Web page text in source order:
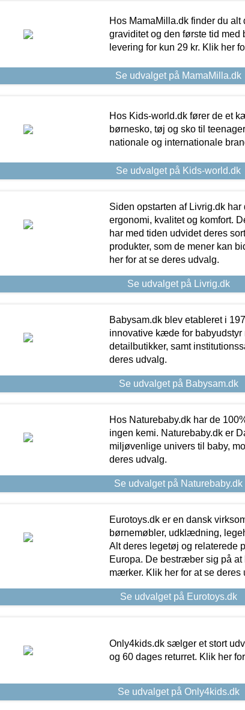
Hos MamaMilla.dk finder du alt
graviditet og den første tid med
levering for kun 29 kr. Klik her
Se udvalget på MamaMilla.dk
Hos Kids-world.dk fører de et
børnesko, tøj og sko til
nationale og internationale
Se udvalget på Kids-world.dk
Siden opstarten af Livrig.dk
ergonomi, kvalitet og komfort.
har med tiden udvidet deres
produkter, som de mener kan
her for at se deres udvalg.
Se udvalget på Livrig.dk
Babysam.dk blev etableret i
innovative kæde for
detailbutikker, samt
deres udvalg.
Se udvalget på Babysam.dk
Hos Naturebaby.dk har de
ingen kemi. Naturebaby.dk er
miljøvenlige univers til baby,
deres udvalg.
Se udvalget på Naturebaby.dk
Eurotoys.dk er en dansk
børnemøbler, udklædning,
Alt deres legetøj og relaterede
Europa. De bestræber sig på
mærker. Klik her for at se deres
Se udvalget på Eurotoys.dk
Only4kids.dk sælger et stort
og 60 dages returret. Klik her
Se udvalget på Only4kids.dk